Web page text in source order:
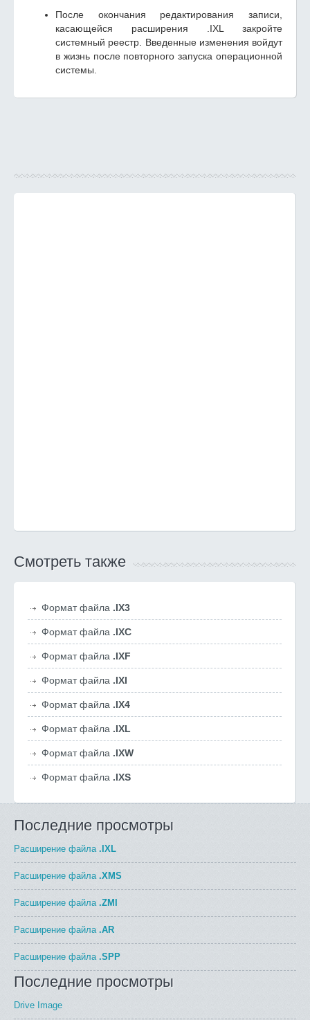
После окончания редактирования записи,
касающейся расширения .IXL закройте
системный реестр. Введенные изменения войдут
в жизнь после повторного запуска операционной
системы.
Смотреть также
Формат файла .IX3
Формат файла .IXC
Формат файла .IXF
Формат файла .IXI
Формат файла .IX4
Формат файла .IXL
Формат файла .IXW
Формат файла .IXS
Последние просмотры
Расширение файла .IXL
Расширение файла .XMS
Расширение файла .ZMI
Расширение файла .AR
Расширение файла .SPP
Последние просмотры
Drive Image